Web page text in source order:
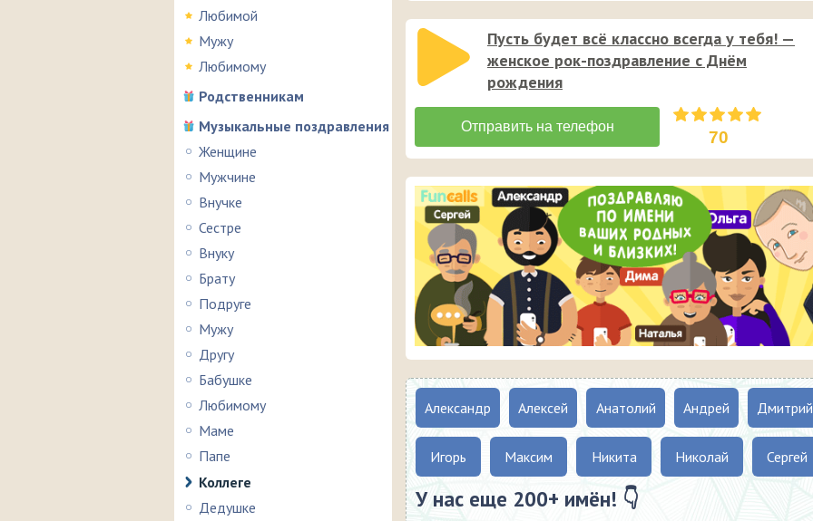
Любимой
Мужу
Любимому
Родственникам
Музыкальные поздравления
Женщине
Мужчине
Внучке
Сестре
Внуку
Брату
Подруге
Мужу
Другу
Бабушке
Любимому
Маме
Папе
Коллеге
Дедушке
Пусть будет всё классно всегда у тебя! —
женское рок-поздравление с Днём
рождения
70
Александр Алексей Анатолий Андрей Дмитрий
Игорь Максим Никита Николай Сергей
У нас еще 200+ имён! 👇